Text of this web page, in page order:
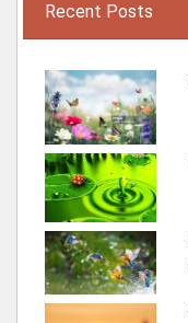
Recent Posts